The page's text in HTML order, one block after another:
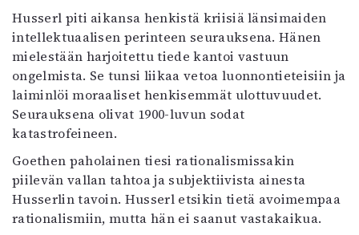
Husserl piti aikansa henkistä kriisiä länsimaiden
intellektuaalisen perinteen seurauksena. Hänen
mielestään harjoitettu tiede kantoi vastuun
ongelmista. Se tunsi liikaa vetoa luonnontieteisiin ja
laiminlöi moraaliset henkisemmät ulottuvuudet.
Seurauksena olivat 1900-luvun sodat
katastrofeineen.
Goethen paholainen tiesi rationalismissakin
piilevän vallan tahtoa ja subjektiivista ainesta
Husserlin tavoin. Husserl etsikin tietä avoimempaa
rationalismiin, mutta hän ei saanut vastakaikua.